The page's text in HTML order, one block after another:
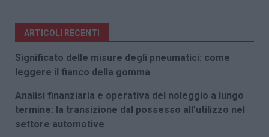
ARTICOLI RECENTI
Significato delle misure degli pneumatici: come
leggere il fianco della gomma
Analisi finanziaria e operativa del noleggio a lungo
termine: la transizione dal possesso all’utilizzo nel
settore automotive